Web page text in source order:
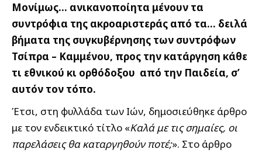
Μονίμως… ανικανοποίητα μένουν τα
συντρόφια της ακροαριστεράς από τα… δειλά
βήματα της συγκυβέρνησης των συντρόφων
Τσίπρα – Καμμένου, προς την κατάργηση κάθε
τι εθνικού κι ορθόδοξου από την Παιδεία, σ’
αυτόν τον τόπο.
Έτσι, στη φυλλάδα των Ιών, δημοσιεύθηκε άρθρο
με τον ενδεικτικό τίτλο «Καλά με τις σημαίες, οι
παρελάσεις θα καταργηθούν ποτέ;». Στο άρθρο